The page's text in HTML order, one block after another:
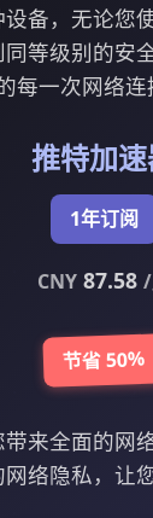
备，无论您
等级别的安
每一次网络连
推特加
1年订阅
CNY87.58
节省 50%
来全面的网
络隐私，让